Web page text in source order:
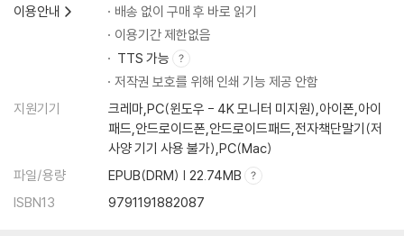
5부 양국 간 전쟁은 무엇을 남겼나
1 전쟁 수렁 속 밑천 드러난 러시아
2 전후 복구의 상처 커진 젤렌스키
3 견고해진 나토와 높아진 핵무기 위상
4 북·러 밀월 속 꽉 막힌 한·러 관계
5 지정학은 여전히 유용하다
에필로그
참고문헌
이용안내
배송 없이 구매 후 바로 읽기
이용기간 제한없음
TTS 가능
저작권 보호를 위해 인쇄 기능 제공 안함
지원기기
크레마,PC(윈도우 - 4K 모니터 미지원),아이폰,아이
패드,안드로이드폰,안드로이드패드,전자책단말기(저
사양 기기 사용 불가),PC(Mac)
파일/용량
EPUB(DRM) | 22.74MB
ISBN13
9791191882087